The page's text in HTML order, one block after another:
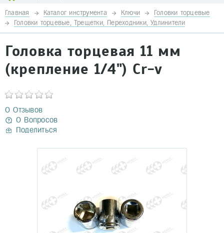
Главная Каталог инструмента Ключи
Головки торцевые
Головки торцевые, Трещетки, Переходники, Удлинители
Головка торцевая 11 мм
(крепление 1/4") Cr-v
0 Отзывов
0 Вопросов
Поделиться